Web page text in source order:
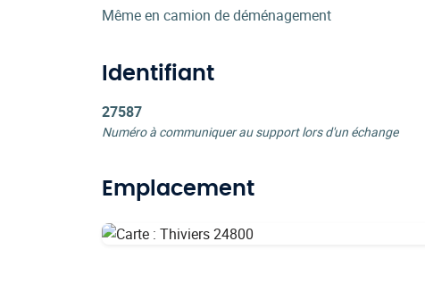
Même en camion de déménagement
Identifiant
27587
Numéro à communiquer au support lors d'un échange
Emplacement